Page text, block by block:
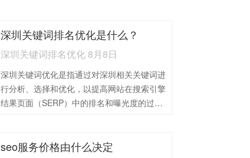
深圳关键词排名优化是什么？
深圳关键词排名优化 8月8日
深圳关键词优化是指通过对深圳相关关键词进
行分析、选择和优化，以提高网站在搜索引擎
结果页面（SERP）中的排名和曝光度的过
增加销售的关键策略之一。总的来说，深圳关
seo服务价格由什么决定